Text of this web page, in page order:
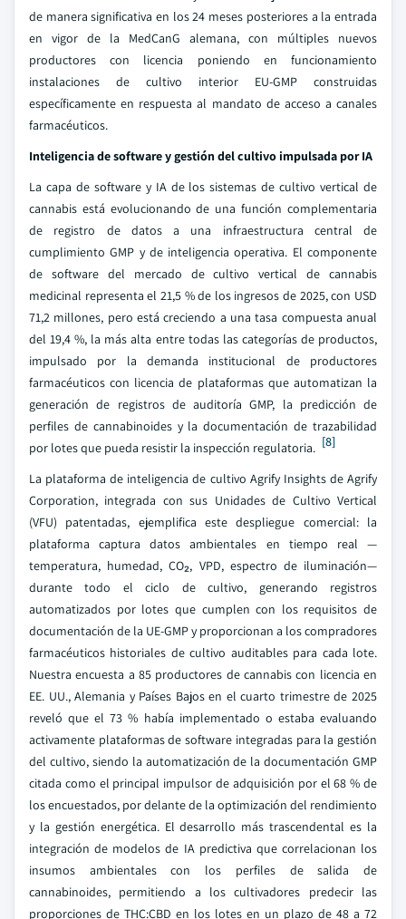
de manera significativa en los 24 meses posteriores a la entrada
en vigor de la MedCanG alemana, con múltiples nuevos
productores con licencia poniendo en funcionamiento
instalaciones de cultivo interior EU-GMP construidas
específicamente en respuesta al mandato de acceso a canales
farmacéuticos.
Inteligencia de software y gestión del cultivo impulsada por IA
La capa de software y IA de los sistemas de cultivo vertical de
cannabis está evolucionando de una función complementaria
de registro de datos a una infraestructura central de
cumplimiento GMP y de inteligencia operativa. El componente
de software del mercado de cultivo vertical de cannabis
medicinal representa el 21,5 % de los ingresos de 2025, con USD
71,2 millones, pero está creciendo a una tasa compuesta anual
del 19,4 %, la más alta entre todas las categorías de productos,
impulsado por la demanda institucional de productores
farmacéuticos con licencia de plataformas que automatizan la
generación de registros de auditoría GMP, la predicción de
perfiles de cannabinoides y la documentación de trazabilidad
por lotes que pueda resistir la inspección regulatoria. [8]
La plataforma de inteligencia de cultivo Agrify Insights de Agrify
Corporation, integrada con sus Unidades de Cultivo Vertical
(VFU) patentadas, ejemplifica este despliegue comercial: la
plataforma captura datos ambientales en tiempo real —
temperatura, humedad, CO₂, VPD, espectro de iluminación—
durante todo el ciclo de cultivo, generando registros
automatizados por lotes que cumplen con los requisitos de
documentación de la UE-GMP y proporcionan a los compradores
farmacéuticos historiales de cultivo auditables para cada lote.
Nuestra encuesta a 85 productores de cannabis con licencia en
EE. UU., Alemania y Países Bajos en el cuarto trimestre de 2025
reveló que el 73 % había implementado o estaba evaluando
activamente plataformas de software integradas para la gestión
del cultivo, siendo la automatización de la documentación GMP
citada como el principal impulsor de adquisición por el 68 % de
los encuestados, por delante de la optimización del rendimiento
y la gestión energética. El desarrollo más trascendental es la
integración de modelos de IA predictiva que correlacionan los
insumos ambientales con los perfiles de salida de
cannabinoides, permitiendo a los cultivadores predecir las
proporciones de THC:CBD en los lotes en un plazo de 48 a 72